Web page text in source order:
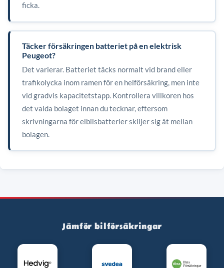
ficka.
Täcker försäkringen batteriet på en elektrisk
Peugeot?
Det varierar. Batteriet täcks normalt vid brand eller
trafikolycka inom ramen för en helförsäkring, men inte
vid gradvis kapacitetstapp. Kontrollera villkoren hos
det valda bolaget innan du tecknar, eftersom
skrivningarna för elbilsbatterier skiljer sig åt mellan
bolagen.
Jämför bilförsäkringar